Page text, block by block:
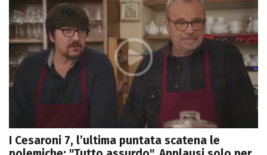
I Cesaroni 7, l’ultima puntata scatena le